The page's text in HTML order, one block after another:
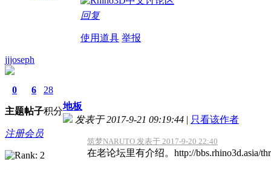
回复
使用道具 举报
jjjoseph
0
主题
6
帖子
28
积分
注册会员
地板
发表于 2017-9-21 09:19:44 | 只看该作者
筑梦NARUTO 发表于 2017-9-20 22:40
在老论坛里有介绍。http://bbs.rhino3d.asia/